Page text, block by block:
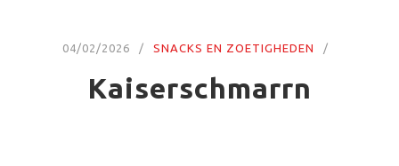
04/02/2026 SNACKS EN ZOETIGHEDEN
Kaiserschmarrn